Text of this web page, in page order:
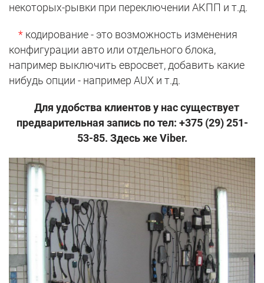
некоторых-рывки при переключении АКПП и т.д.
* кодирование - это возможность изменения
конфигурации авто или отдельного блока,
например выключить евросвет, добавить какие
нибудь опции - например AUX и т.д.
Для удобства клиентов у нас существует
предварительная запись по тел: +375 (29) 251-
53-85. Здесь же Viber.